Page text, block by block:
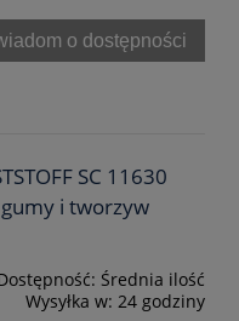
o dostępności
SC 11630
i tworzyw
Średnia ilość
Wysyłka w: 24 godziny